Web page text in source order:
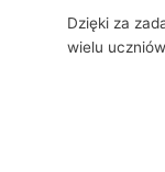
Dzięki za
wielu